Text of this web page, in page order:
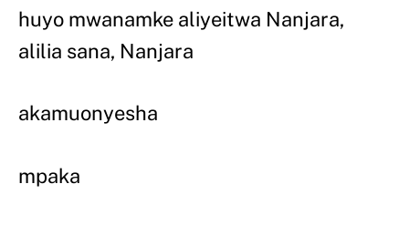
huyo mwanamke aliyeitwa Nanjara,
alilia sana, Nanjara
akamuonyesha
mpaka